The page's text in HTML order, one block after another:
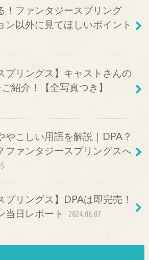
！ファンタジースプリング
ン以外に見てほしいポイント
プリングス】キャストさんの
紹介！【全写真つき】
やこしい用語を解説｜DPA？
ファンタジースプリングスへ
プリングス】DPAは即完売！
当日レポート
2024.06.07